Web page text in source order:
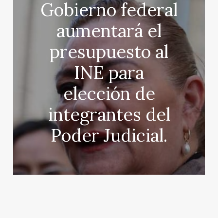
Gobierno federal
aumentará el
presupuesto al
INE para
elección de
integrantes del
Poder Judicial.